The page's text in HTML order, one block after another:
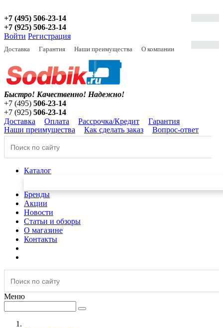
+7 (495) 506-23-14
+7 (925) 506-23-14
Войти Регистрация
Доставка Гарантия Наши преимущества О компании
Быстро! Качественно! Надежно!
+7 (495) 506-23-14
+7 (925) 506-23-14
Доставка
Оплата Рассрочка/Кредит
Гарантия
Наши преимущества
Как сделать заказ Вопрос-ответ
Каталог
Бренды
Акции
Новости
Статьи и обзоры
О магазине
Контакты
Меню